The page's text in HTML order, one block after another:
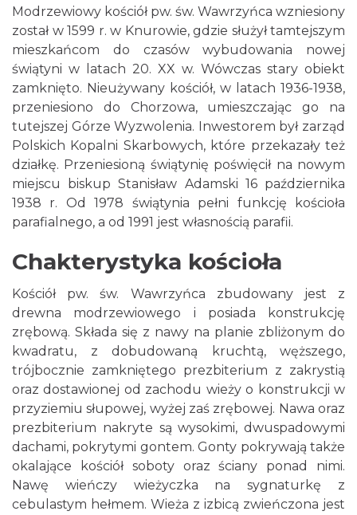
Modrzewiowy kościół pw. św. Wawrzyńca wzniesiony
został w 1599 r. w Knurowie, gdzie służył tamtejszym
mieszkańcom do czasów wybudowania nowej
świątyni w latach 20. XX w. Wówczas stary obiekt
zamknięto. Nieużywany kościół, w latach 1936-1938,
przeniesiono do Chorzowa, umieszczając go na
tutejszej Górze Wyzwolenia. Inwestorem był zarząd
Polskich Kopalni Skarbowych, które przekazały też
działkę. Przeniesioną świątynię poświęcił na nowym
miejscu biskup Stanisław Adamski 16 października
1938 r. Od 1978 świątynia pełni funkcję kościoła
parafialnego, a od 1991 jest własnością parafii.
Chakterystyka kościoła
Kościół pw. św. Wawrzyńca zbudowany jest z
drewna modrzewiowego i posiada konstrukcję
zrębową. Składa się z nawy na planie zbliżonym do
kwadratu, z dobudowaną kruchtą, węższego,
trójbocznie zamkniętego prezbiterium z zakrystią
oraz dostawionej od zachodu wieży o konstrukcji w
przyziemiu słupowej, wyżej zaś zrębowej. Nawa oraz
prezbiterium nakryte są wysokimi, dwuspadowymi
dachami, pokrytymi gontem. Gonty pokrywają także
okalające kościół soboty oraz ściany ponad nimi.
Nawę wieńczy wieżyczka na sygnaturkę z
cebulastym hełmem. Wieża z izbicą zwieńczona jest